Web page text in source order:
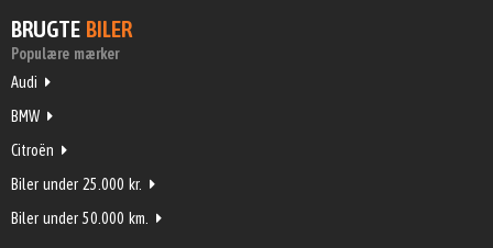
BRUGTE BILER
Populære mærker
Audi
BMW
Citroën
Biler under 25.000 kr.
Biler under 50.000 km.